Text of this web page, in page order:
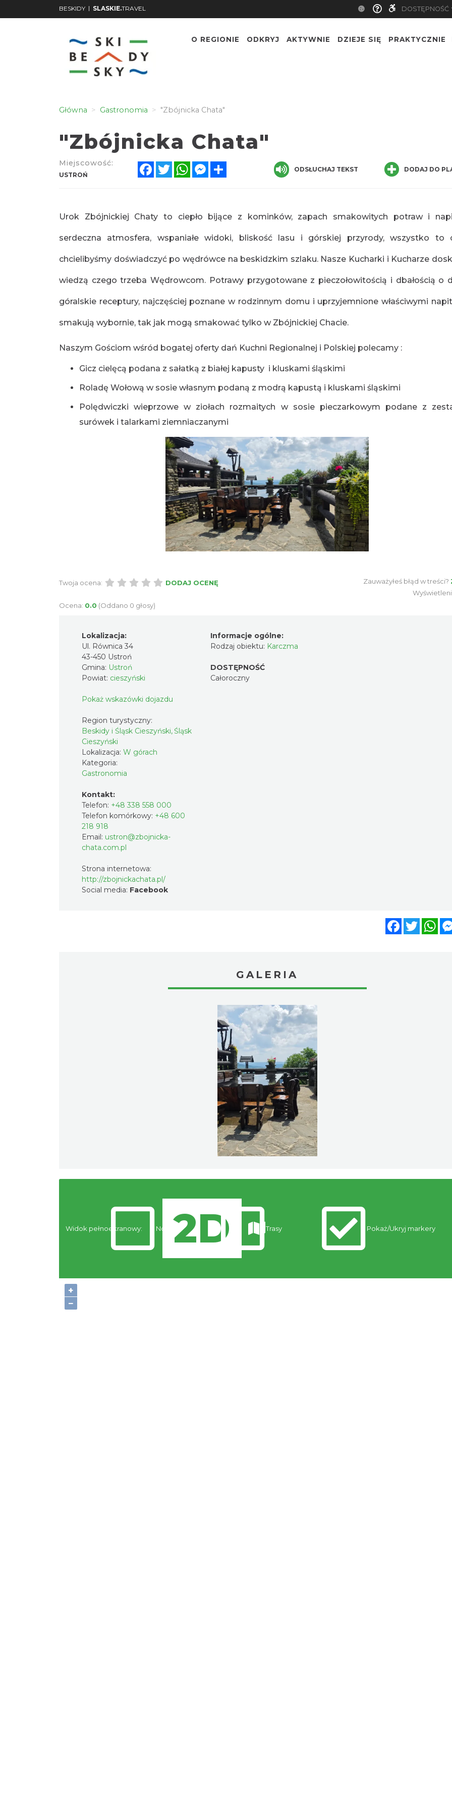
BESKIDY | SLASKIE.TRAVEL DOSTĘPNOŚĆ
O REGIONIE ODKRYJ AKTYWNIE DZIEJE SIĘ PRAKTYCZNIE
Główna Gastronomia "Zbójnicka Chata"
"Zbójnicka Chata"
Miejscowość:
USTROŃ
FacebookTwitterWhatsAppMessenger ODSŁUCHAJ TEKST DODAJ DO
Urok Zbójnickiej Chaty to ciepło bijące z kominków, zapach smakowitych potraw i
serdeczna atmosfera, wspaniałe widoki, bliskość lasu i górskiej przyrody, wszystko to
chcielibyśmy doświadczyć po wędrówce na beskidzkim szlaku. Nasze Kucharki i Kucharze
wiedzą czego trzeba Wędrowcom. Potrawy przygotowane z pieczołowitością i dbałością o
góralskie receptury, najczęściej poznane w rodzinnym domu i uprzyjemnione właściwymi
smakują wybornie, tak jak mogą smakować tylko w Zbójnickiej Chacie.
Naszym Gościom wśród bogatej oferty dań Kuchni Regionalnej i Polskiej polecamy :
Gicz cielęcą podana z sałatką z białej kapusty i kluskami śląskimi
Roladę Wołową w sosie własnym podaną z modrą kapustą i kluskami śląskimi
Polędwiczki wieprzowe w ziołach rozmaitych w sosie pieczarkowym podane z
surówek i talarkami ziemniaczanymi
Twoja ocena: DODAJ OCENĘ
Ocena: 0.0 (Oddano 0 głosy)
Zauważyłeś błąd w treści?
Lokalizacja:
Ul. Równica 34
43-450 Ustroń
Gmina: Ustroń
Powiat: cieszyński
Pokaż wskazówki dojazdu
Region turystyczny:
Beskidy i Śląsk Cieszyński, Śląsk
Cieszyński
Lokalizacja: W górach
Kategoria:
Gastronomia
Kontakt:
Telefon: +48 338 558 000
Telefon komórkowy: +48 600
218 918
Email: ustron@zbojnicka-
chata.com.pl
Strona internetowa:
http://zbojnickachata.pl/
Social media: Facebook
Informacje ogólne:
Rodzaj obiektu: Karczma
DOSTĘPNOŚĆ
Całoroczny
FacebookTwitter
GALERIA
+
−
Widok pełnoekranowy: Noclegi Trasy Pokaż/Ukryj markery